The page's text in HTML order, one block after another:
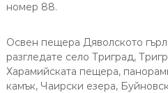
номер 88.
Освен пещера Дяволското
разгледате село Триград,
Харамийската пещера,
камък, Чаирски езера,